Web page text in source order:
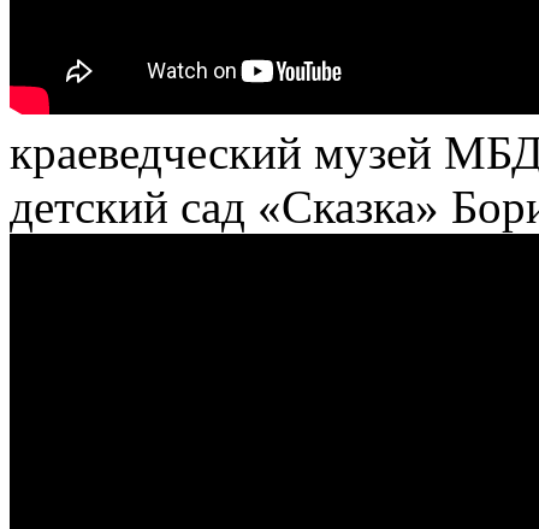
краеведческий музей
детский сад «Сказка»